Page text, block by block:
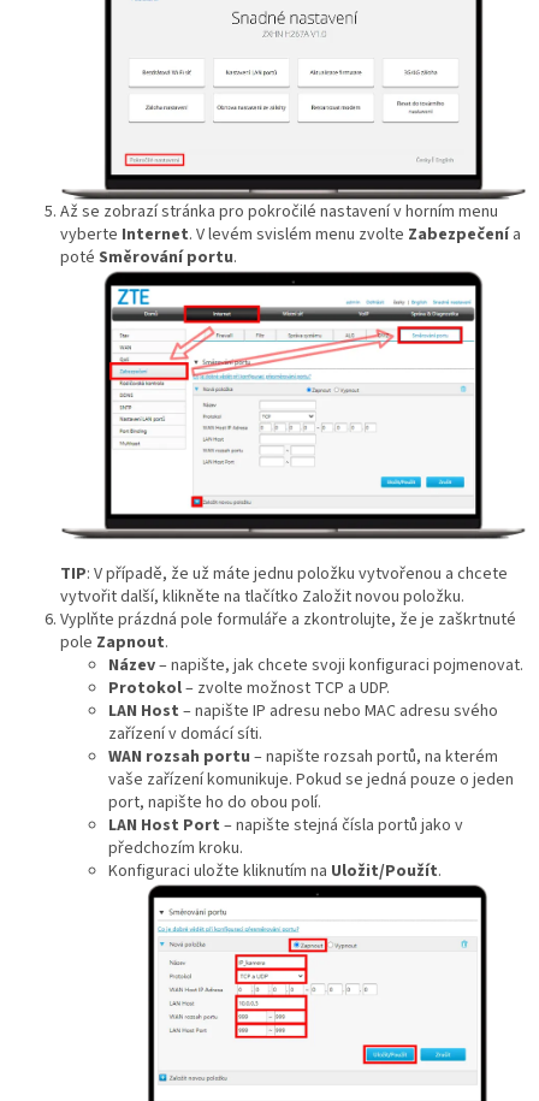
Až se zobrazí stránka pro pokročilé nastavení v horním menu
vyberte Internet. V levém svislém menu zvolte Zabezpečení a
poté Směrování portu.
TIP: V případě, že už máte jednu položku vytvořenou a chcete
vytvořit další, klikněte na tlačítko Založit novou položku.
Vyplňte prázdná pole formuláře a zkontrolujte, že je zaškrtnuté
pole Zapnout.
Název– napište, jak chcete svoji konfiguraci pojmenovat.
Protokol– zvolte možnost TCP a UDP.
LAN Host – napište IP adresu nebo MAC adresu svého
zařízení v domácí síti.
WAN rozsah portu – napište rozsah portů, na kterém
vaše zařízení komunikuje. Pokud se jedná pouze o jeden
port, napište ho do obou polí.
LAN Host Port – napište stejná čísla portů jako v
předchozím kroku.
Konfiguraci uložte kliknutím na Uložit/Použít.